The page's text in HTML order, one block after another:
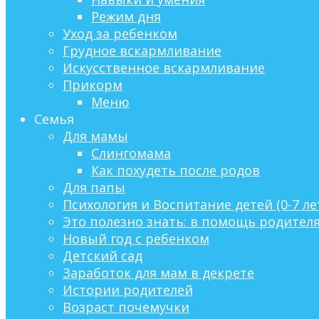
Режим дня
Уход за ребенком
Грудное вскармливание
Искусственное вскармливание
Прикорм
Меню
Семья
Для мамы
Слингомама
Как похудеть после родов
Для папы
Психология и Воспитание детей (0-7
Это полезно знать: в помощь
Новый год с ребенком
Детский сад
Заработок для мам в декрете
Истории родителей
Возраст почемучки